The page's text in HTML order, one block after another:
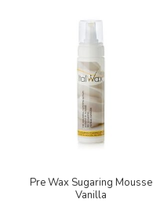
Pre Wax Sugaring Mousse
Vanilla